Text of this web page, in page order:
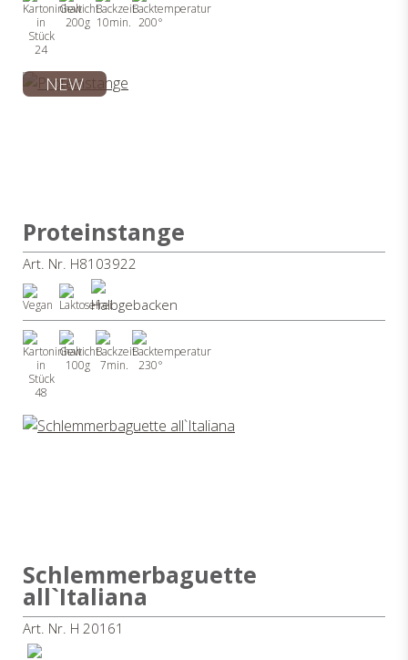
24
200g 10min. 200°
NEW
Proteinstange
Art. Nr. H8103922
48
100g 7min. 230°
Schlemmerbaguette
all`Italiana
Art. Nr. H 20161